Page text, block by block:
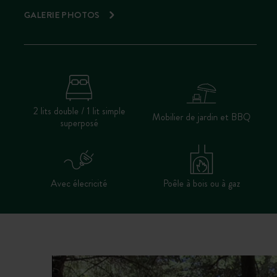
GALERIE PHOTOS
2 lits double / 1 lit simple
superposé
Mobilier de jardin et BBQ
Avec élecricité Poêle à bois ou à gaz